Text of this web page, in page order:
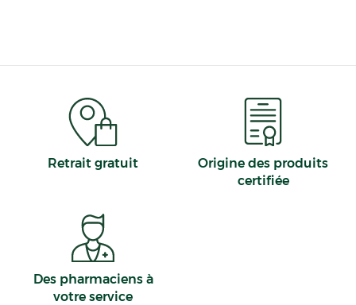
Retrait gratuit
Origine des produits
certifiée
Des pharmaciens à
votre service